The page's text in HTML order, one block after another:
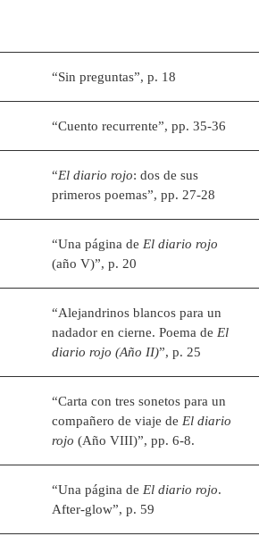
“Sin preguntas”, p. 18
“Cuento recurrente”, pp. 35-36
“El diario rojo: dos de sus
primeros poemas”, pp. 27-28
“Una página de El diario rojo
(año V)”, p. 20
“Alejandrinos blancos para un
nadador en cierne. Poema de El
diario rojo (Año II)”, p. 25
“Carta con tres sonetos para un
compañero de viaje de El diario
rojo (Año VIII)”, pp. 6-8.
“Una página de El diario rojo.
After-glow”, p. 59